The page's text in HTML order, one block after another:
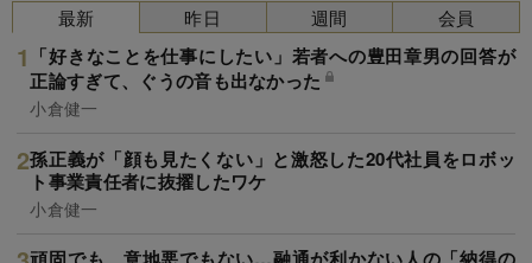
最新
「好きなことを仕事にしたい」若者への豊田章男の回答が
正論すぎて、ぐうの音も出なかった
小倉健一
孫正義が「顔も見たくない」と激怒した20代社員をロボッ
ト事業責任者に抜擢したワケ
小倉健一
昨日 週間 会員